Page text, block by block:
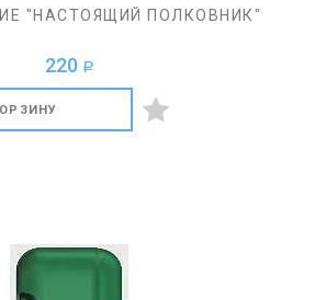
"НАСТОЯЩИЙ ПОЛКОВНИК"
220 a